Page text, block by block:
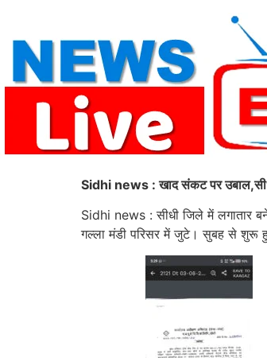
content
Sidhi news : खाद संकट पर
Sidhi news : सीधी जिले में लगातार
गल्ला मंडी परिसर में जुटे। सुबह से शुरू